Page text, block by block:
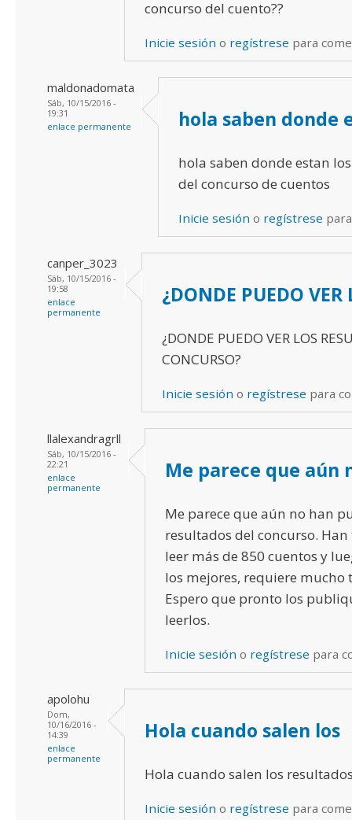
concurso del cuento??
Inicie sesión o regístrese para
maldonadomata
Sáb, 10/15/2016 -
19:31
enlace permanente
hola saben donde
hola saben donde estan
del concurso de cuentos
Inicie sesión o regístrese
canper_3023
Sáb, 10/15/2016 -
19:58
enlace
permanente
¿DONDE PUEDO VER
¿DONDE PUEDO VER LOS
CONCURSO?
Inicie sesión o regístrese para
llalexandragrll
Sáb, 10/15/2016 -
22:21
enlace
permanente
Me parece que aún
Me parece que aún no han
resultados del concurso.
leer más de 850 cuentos y
los mejores, requiere mucho
Espero que pronto los
leerlos.
Inicie sesión o regístrese para
apolohu
Dom,
10/16/2016 -
14:39
enlace
permanente
Hola cuando salen los
Hola cuando salen los
Inicie sesión o regístrese para